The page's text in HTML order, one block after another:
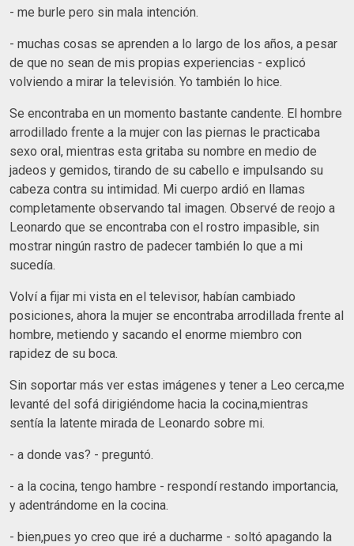
- me burle pero sin mala intención.
- muchas cosas se aprenden a lo largo de los años, a pesar
de que no sean de mis propias experiencias - explicó
volviendo a mirar la televisión. Yo también lo hice.
Se encontraba en un momento bastante candente. El hombre
arrodillado frente a la mujer con las piernas le practicaba
sexo oral, mientras esta gritaba su nombre en medio de
jadeos y gemidos, tirando de su cabello e impulsando su
cabeza contra su intimidad. Mi cuerpo ardió en llamas
completamente observando tal imagen. Observé de reojo a
Leonardo que se encontraba con el rostro impasible, sin
mostrar ningún rastro de padecer también lo que a mi
sucedía.
Volví a fijar mi vista en el televisor, habían cambiado
posiciones, ahora la mujer se encontraba arrodillada frente al
hombre, metiendo y sacando el enorme miembro con
rapidez de su boca.
Sin soportar más ver estas imágenes y tener a Leo cerca,me
levanté del sofá dirigiéndome hacia la cocina,mientras
sentía la latente mirada de Leonardo sobre mi.
- a donde vas? - preguntó.
- a la cocina, tengo hambre - respondí restando importancia,
y adentrándome en la cocina.
- bien,pues yo creo que iré a ducharme - soltó apagando la